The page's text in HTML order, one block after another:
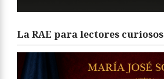
La RAE para lectores curiosos